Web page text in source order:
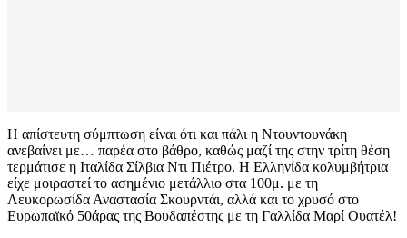
Η απίστευτη σύμπτωση είναι ότι και πάλι η Ντουντουνάκη
ανεβαίνει με… παρέα στο βάθρο, καθώς μαζί της στην τρίτη θέση
τερμάτισε η Ιταλίδα Σίλβια Ντι Πιέτρο. Η Ελληνίδα κολυμβήτρια
είχε μοιραστεί το ασημένιο μετάλλιο στα 100μ. με τη
Λευκορωσίδα Αναστασία Σκουρντάι, αλλά και το χρυσό στο
Ευρωπαϊκό 50άρας της Βουδαπέστης με τη Γαλλίδα Μαρί Ουατέλ!